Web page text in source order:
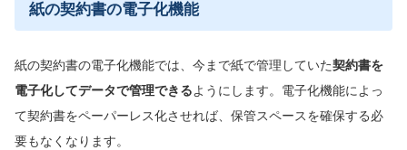
紙の契約書の電子化機能
紙の契約書の電子化機能では、今まで紙で管理していた契約書を
電子化してデータで管理できるようにします。電子化機能によっ
て契約書をペーパーレス化させれば、保管スペースを確保する必
要もなくなります。